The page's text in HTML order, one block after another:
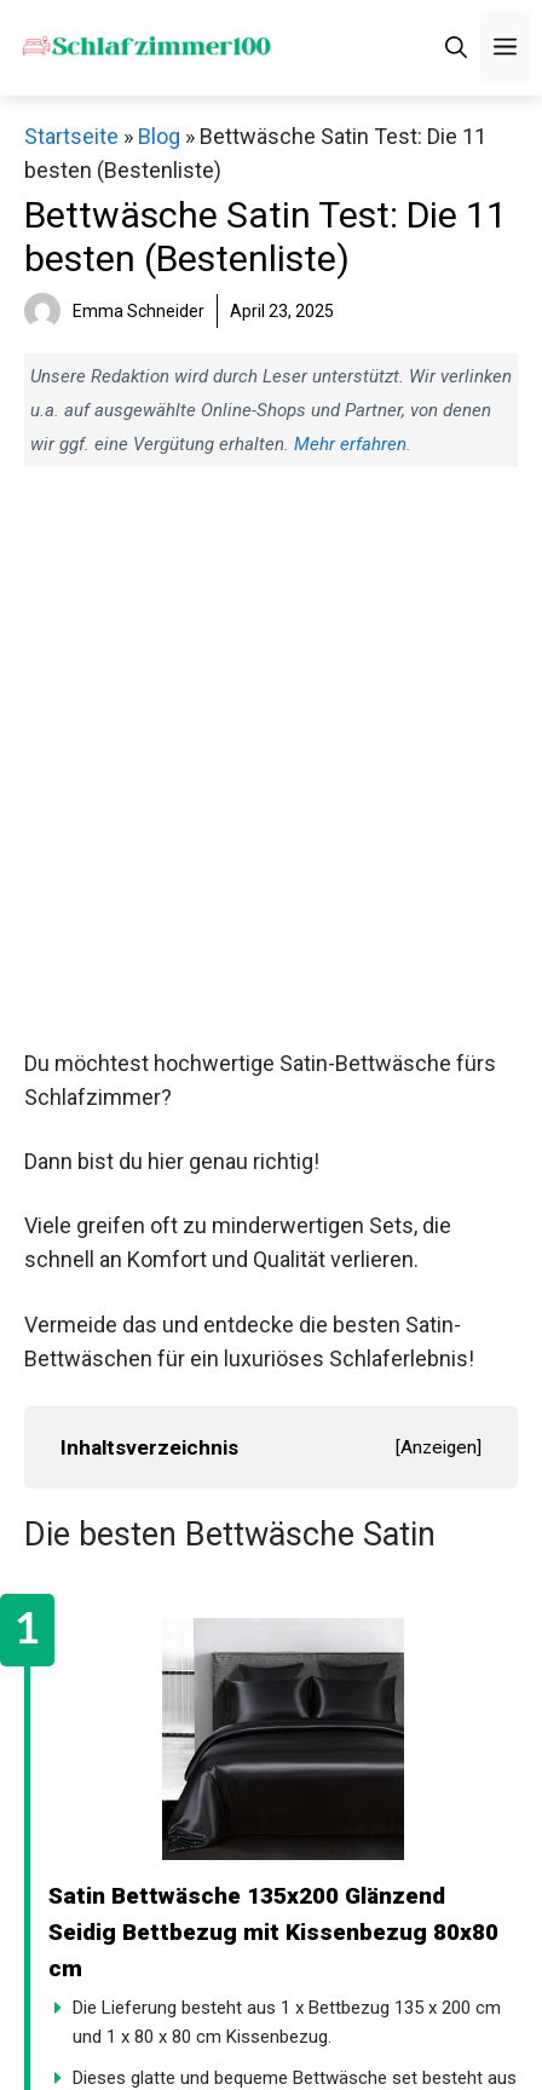
Inhalt
Startseite » Blog » Bettwäsche Satin Test: Die 11
besten (Bestenliste)
Bettwäsche Satin Test: Die 11
besten (Bestenliste)
Emma Schneider April 23, 2025
Unsere Redaktion wird durch Leser unterstützt. Wir verlinken
u.a. auf ausgewählte Online-Shops und Partner, von denen
wir ggf. eine Vergütung erhalten. Mehr erfahren.
Du möchtest hochwertige Satin-Bettwäsche fürs
Schlafzimmer?
Dann bist du hier genau richtig!
Viele greifen oft zu minderwertigen Sets, die
schnell an Komfort und Qualität verlieren.
Vermeide das und entdecke die besten Satin-
Bettwäschen für ein luxuriöses Schlaferlebnis!
Inhaltsverzeichnis [Anzeigen]
Die besten Bettwäsche Satin
Satin Bettwäsche 135x200 Glänzend
Seidig Bettbezug mit Kissenbezug 80x80
cm
Die Lieferung besteht aus 1 x Bettbezug 135 x 200 cm
und 1 x 80 x 80 cm Kissenbezug.
Dieses glatte und bequeme Bettwäsche set besteht aus